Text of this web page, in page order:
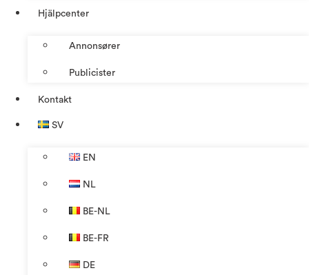
Hjälpcenter
Annonsører
Publicister
Kontakt
SV
EN
NL
BE-NL
BE-FR
DE